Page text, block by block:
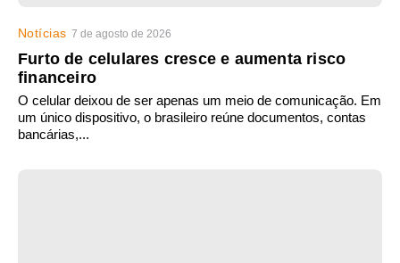
Notícias 7 de agosto de 2026
Furto de celulares cresce e aumenta risco
financeiro
O celular deixou de ser apenas um meio de comunicação. Em
um único dispositivo, o brasileiro reúne documentos, contas
bancárias,...